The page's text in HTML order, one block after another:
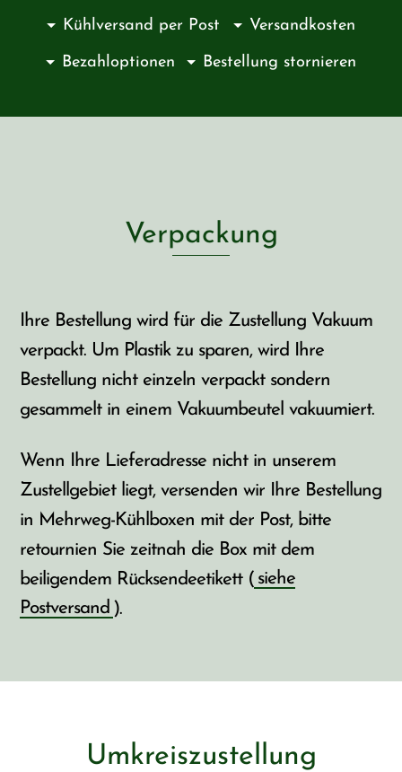
Kühlversand per Post Versandkosten
Bezahloptionen Bestellung stornieren
Verpackung
Ihre Bestellung wird für die Zustellung Vakuum
verpackt. Um Plastik zu sparen, wird Ihre
Bestellung nicht einzeln verpackt sondern
gesammelt in einem Vakuumbeutel vakuumiert.
Wenn Ihre Lieferadresse nicht in unserem
Zustellgebiet liegt, versenden wir Ihre Bestellung
in Mehrweg-Kühlboxen mit der Post, bitte
retournien Sie zeitnah die Box mit dem
beiligendem Rücksendeetikett ( siehe
Postversand ).
Umkreiszustellung